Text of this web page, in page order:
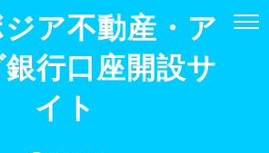
ア不動産・ア
行口座開設サ
イト